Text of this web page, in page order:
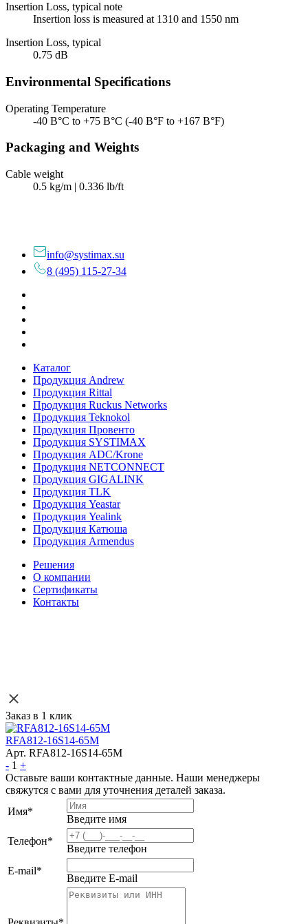
Insertion Loss, typical note
Insertion loss is measured at 1310 and 1550 nm
Insertion Loss, typical
0.75 dB
Environmental Specifications
Operating Temperature
-40 В°C to +75 В°C (-40 В°F to +167 В°F)
Packaging and Weights
Cable weight
0.5 kg/m | 0.336 lb/ft
info@systimax.su
8 (495) 115-27-34
Каталог
Продукция Andrew
Продукция Rittal
Продукция Ruckus Networks
Продукция Teknokol
Продукция Провенто
Продукция SYSTIMAX
Продукция ADC/Krone
Продукция NETCONNECT
Продукция GIGALINK
Продукция TLK
Продукция Yeastar
Продукция Yealink
Продукция Катюша
Продукция Armendus
Решения
О компании
Сертификаты
Контакты
Заказ в 1 клик
RFA812-16S14-65M
Арт. RFA812-16S14-65M
- 1 +
Оставьте ваши контактные данные. Наши менеджеры
свяжутся с вами для уточнения деталей заказа.
Имя*
Введите имя
Телефон*
Введите телефон
E-mail*
Введите E-mail